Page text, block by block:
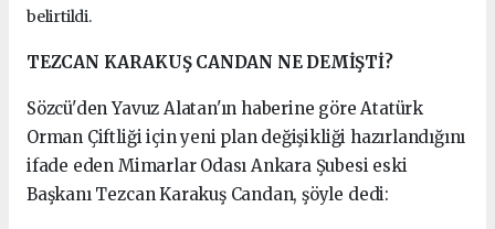
belirtildi.
TEZCAN KARAKUŞ CANDAN NE DEMİŞTİ?
Sözcü'den Yavuz Alatan'ın haberine göre Atatürk
Orman Çiftliği için yeni plan değişikliği hazırlandığını
ifade eden Mimarlar Odası Ankara Şubesi eski
Başkanı Tezcan Karakuş Candan, şöyle dedi: